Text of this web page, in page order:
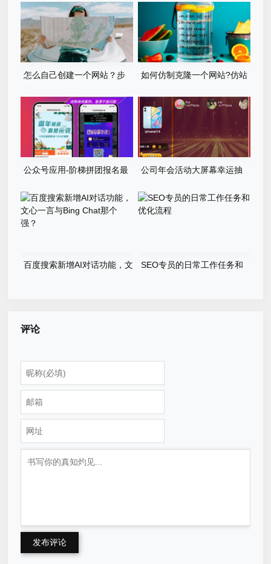
怎么自己创建一个网站？步
如何仿制克隆一个网站?仿站
公众号应用-阶梯拼团报名最
公司年会活动大屏幕幸运抽
百度搜索新增AI对话功能，文
SEO专员的日常工作任务和
评论
发布评论